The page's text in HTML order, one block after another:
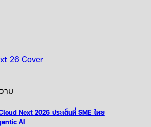
าม
Next 2026 ประเด็นที่ SME ไทย
AI